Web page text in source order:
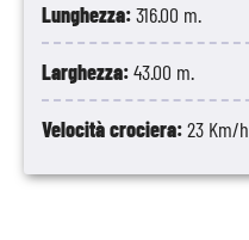
Lunghezza:316.00 m.
Larghezza:43.00 m.
Velocità crociera:23 Km/h